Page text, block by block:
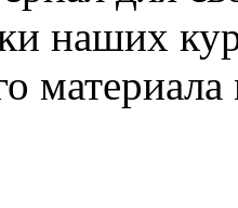
наших